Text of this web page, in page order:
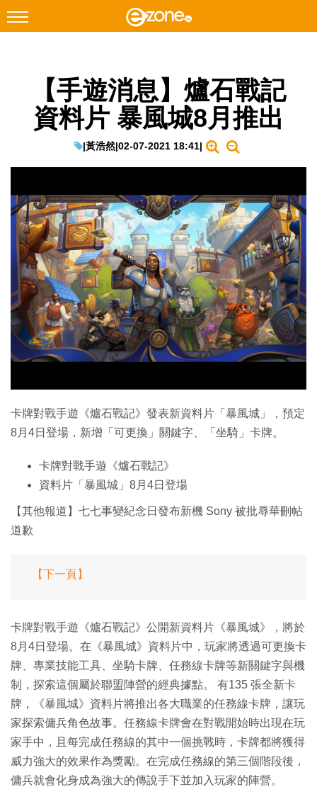
Facebook Instagram
科技焦點
遊戲動漫
教學評測
EduTech
IT Times
生成式AI與雲端應用
Enterprise Digital Transformation
特集
【手遊消息】爐石戰記
資料片 暴風城8月推出
|黃浩然|02-07-2021 18:41|
卡牌對戰手遊《爐石戰記》發表新資料片「暴風城」，預定
8月4日登場，新增「可更換」關鍵字、「坐騎」卡牌。
卡牌對戰手遊《爐石戰記》
資料片「暴風城」8月4日登場
【其他報道】七七事變紀念日發布新機 Sony 被批辱華刪帖
道歉
【下一頁】
卡牌對戰手遊《爐石戰記》公開新資料片《暴風城》，將於
8月4日登場。在《暴風城》資料片中，玩家將透過可更換卡
牌、專業技能工具、坐騎卡牌、任務線卡牌等新關鍵字與機
制，探索這個屬於聯盟陣營的經典據點。 有135 張全新卡
牌，《暴風城》資料片將推出各大職業的任務線卡牌，讓玩
家探索傭兵角色故事。任務線卡牌會在對戰開始時出現在玩
家手中，且每完成任務線的其中一個挑戰時，卡牌都將獲得
威力強大的效果作為獎勵。在完成任務線的第三個階段後，
傭兵就會化身成為強大的傳說手下並加入玩家的陣營。